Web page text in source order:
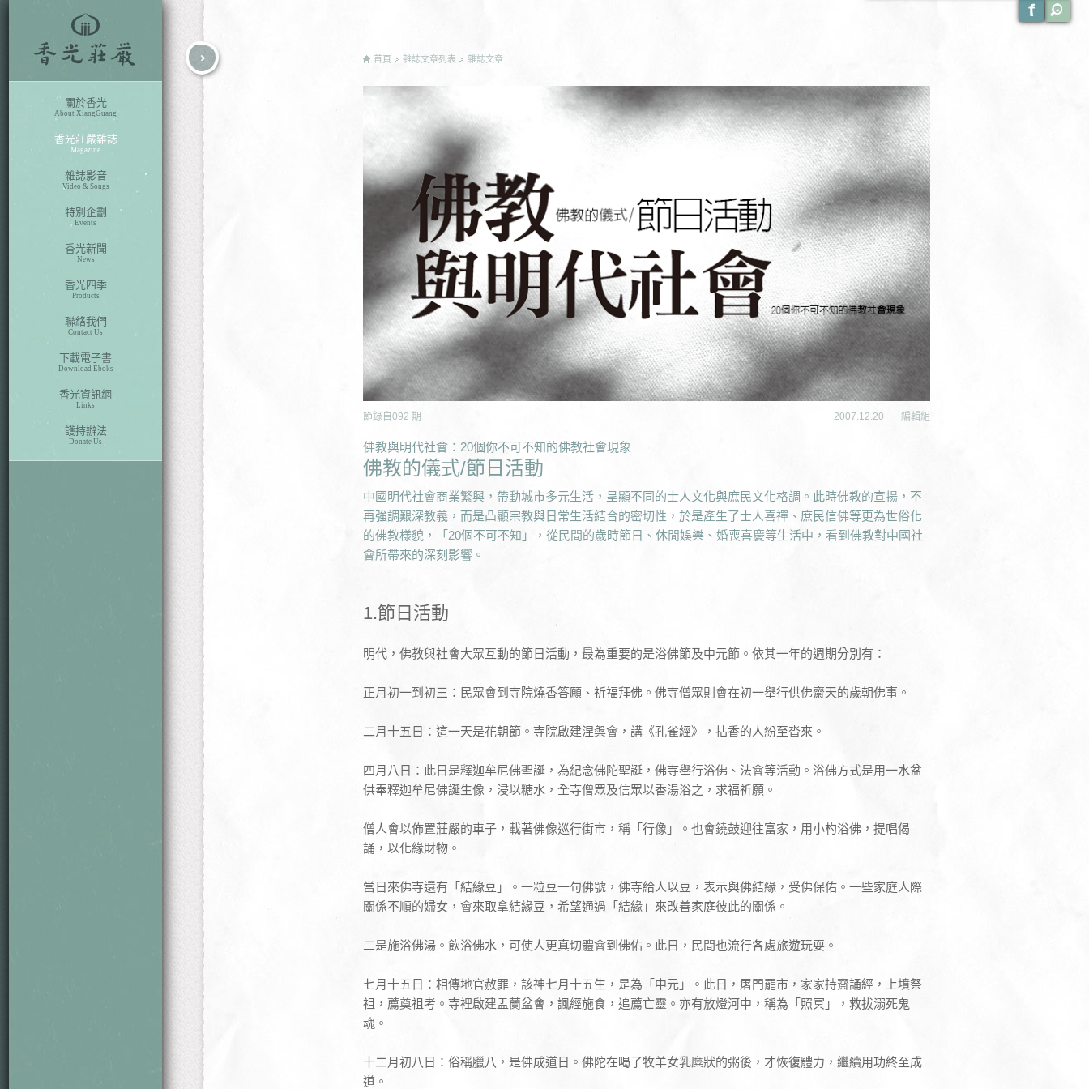
關於香光
About XiangGuang
香光莊嚴雜誌
Magazine
雜誌影音
Video & Songs
特別企劃
Events
香光新聞
News
香光四季
Products
聯絡我們
Contact Us
下載電子書
Download Eboks
香光資訊網
Links
護持辦法
Donate Us
首頁 雜誌文章列表 雜誌文章
節錄自 092 期 2007.12.20 編輯組
佛教與明代社會：20個你不可不知的佛教社會現象
佛教的儀式/節日活動
中國明代社會商業繁興，帶動城市多元生活，呈顯不同的士人文化與庶民文化格調。此時佛教的宣揚，不
再強調艱深教義，而是凸顯宗教與日常生活結合的密切性，於是產生了士人喜禪、庶民信佛等更為世俗化
的佛教樣貌，「20個不可不知」，從民間的歲時節日、休閒娛樂、婚喪喜慶等生活中，看到佛教對中國社
會所帶來的深刻影響。
1.節日活動
明代，佛教與社會大眾互動的節日活動，最為重要的是浴佛節及中元節。依其一年的週期分別有：
正月初一到初三：民眾會到寺院燒香答願、祈福拜佛。佛寺僧眾則會在初一舉行供佛齋天的歲朝佛事。
二月十五日：這一天是花朝節。寺院啟建涅槃會，講《孔雀經》，拈香的人紛至沓來。
四月八日：此日是釋迦牟尼佛聖誕，為紀念佛陀聖誕，佛寺舉行浴佛、法會等活動。浴佛方式是用一水盆
供奉釋迦牟尼佛誕生像，浸以糖水，全寺僧眾及信眾以香湯浴之，求福祈願。
僧人會以佈置莊嚴的車子，載著佛像巡行街市，稱「行像」。也會鐃鼓迎往富家，用小杓浴佛，提唱偈
誦，以化緣財物。
當日來佛寺還有「結緣豆」。一粒豆一句佛號，佛寺給人以豆，表示與佛結緣，受佛保佑。一些家庭人際
關係不順的婦女，會來取拿結緣豆，希望通過「結緣」來改善家庭彼此的關係。
二是施浴佛湯。飲浴佛水，可使人更真切體會到佛佑。此日，民間也流行各處旅遊玩耍。
七月十五日：相傳地官赦罪，該神七月十五生，是為「中元」。此日，屠門罷市，家家持齋誦經，上墳祭
祖，薦奠祖考。寺裡啟建盂蘭盆會，諷經施食，追薦亡靈。亦有放燈河中，稱為「照冥」，救拔溺死鬼
魂。
十二月初八日：俗稱臘八，是佛成道日。佛陀在喝了牧羊女乳糜狀的粥後，才恢復體力，繼續用功終至成
道。